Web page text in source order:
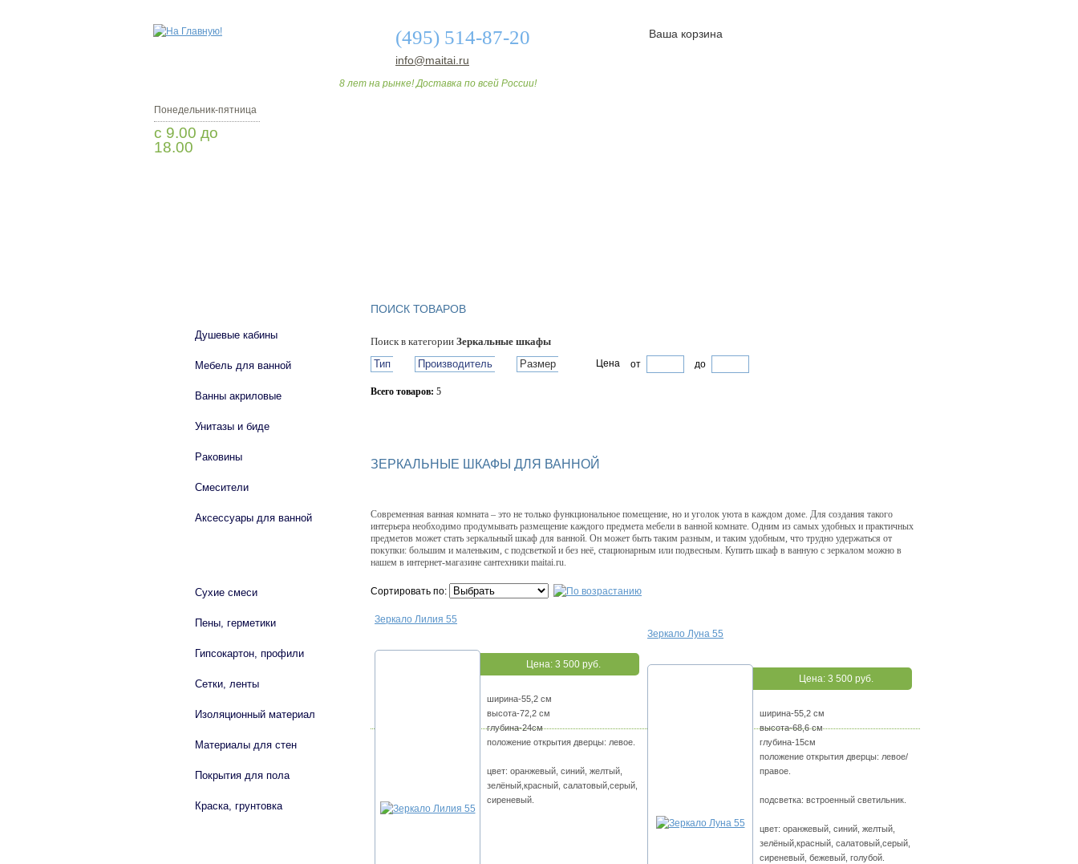
(495) 514-87-20
info@maitai.ru
8 лет на рынке! Доставка по всей России!
Ваша корзина
Понедельник-пятница
с 9.00 до
18.00
ПОИСК ТОВАРОВ
Поиск в категории Зеркальные шкафы
Тип
Производитель Размер Цена от до
Всего товаров: 5
ЗЕРКАЛЬНЫЕ ШКАФЫ ДЛЯ ВАННОЙ
Современная ванная комната – это не только функциональное помещение, но и уголок уюта в каждом доме. Для создания такого
интерьера необходимо продумывать размещение каждого предмета мебели в ванной комнате. Одним из самых удобных и практичных
предметов может стать зеркальный шкаф для ванной. Он может быть таким разным, и таким удобным, что трудно удержаться от
покупки: большим и маленьким, с подсветкой и без неё, стационарным или подвесным. Купить шкаф в ванную с зеркалом можно в
нашем в интернет-магазине сантехники maitai.ru.
Сортировать по:
Зеркало Лилия 55
Цена: 3 500 руб.
ширина-55,2 см
высота-72,2 см
глубина-24см
положение открытия дверцы: левое.
цвет: оранжевый, синий, желтый,
зелёный,красный, салатовый,серый,
сиреневый.
Зеркало Луна 55
Цена: 3 500 руб.
ширина-55,2 см
высота-68,6 см
глубина-15см
положение открытия дверцы: левое/
правое.
подсветка: встроенный светильник.
цвет: оранжевый, синий, желтый,
зелёный,красный, салатовый,серый,
сиреневый, бежевый, голубой.
Душевые кабины
Мебель для ванной
Ванны акриловые
Унитазы и биде
Раковины
Смесители
Аксессуары для ванной
Сухие смеси
Пены, герметики
Гипсокартон, профили
Сетки, ленты
Изоляционный материал
Материалы для стен
Покрытия для пола
Краска, грунтовка